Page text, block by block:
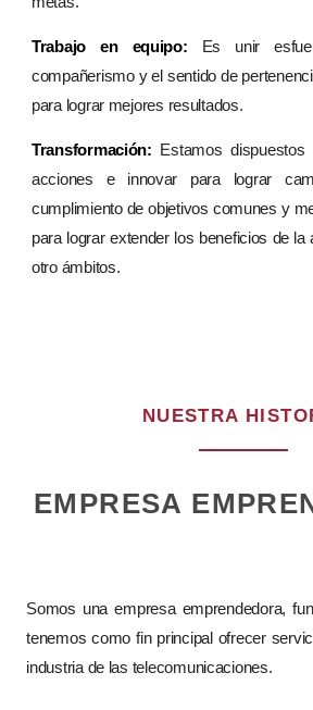
Trabajo en equipo: Es unir
compañerismo y el sentido de
para lograr mejores resultados.
Transformación: Estamos dispuestos
acciones e innovar para lograr
cumplimiento de objetivos comunes y
para lograr extender los beneficios de
otro ámbitos.
NUESTRA
EMPRESA
Somos una empresa emprendedora,
tenemos como fin principal ofrecer
industria de las telecomunicaciones.